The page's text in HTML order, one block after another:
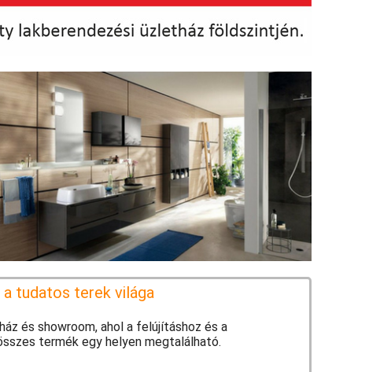
tudatos terek világa
és showroom, ahol a felújításhoz és a
termék egy helyen megtalálható.